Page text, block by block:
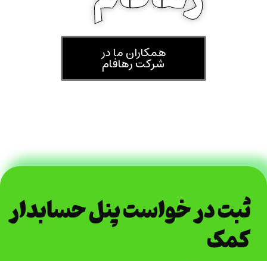
همکاران ما در
شرکت رهافام
ثبت در خواست پنل حسابدار
کمک